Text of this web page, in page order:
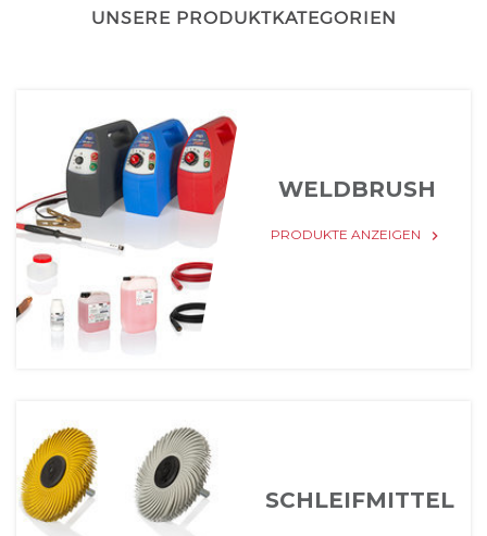
UNSERE PRODUKTKATEGORIEN
WELDBRUSH
PRODUKTE ANZEIGEN keyboard_arrow_right
SCHLEIFMITTEL